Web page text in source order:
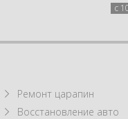
с
Ремонт царапин
Восстановление авто